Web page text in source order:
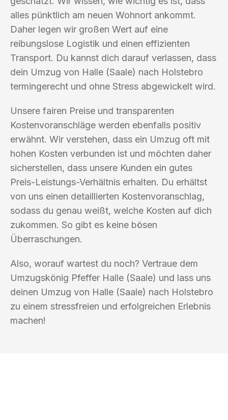
alles pünktlich am neuen Wohnort ankommt.
Daher legen wir großen Wert auf eine
reibungslose Logistik und einen effizienten
Transport. Du kannst dich darauf verlassen, dass
dein Umzug von Halle (Saale) nach Holstebro
termingerecht und ohne Stress abgewickelt wird.
Unsere fairen Preise und transparenten
Kostenvoranschläge werden ebenfalls positiv
erwähnt. Wir verstehen, dass ein Umzug oft mit
hohen Kosten verbunden ist und möchten daher
sicherstellen, dass unsere Kunden ein gutes
Preis-Leistungs-Verhältnis erhalten. Du erhältst
von uns einen detaillierten Kostenvoranschlag,
sodass du genau weißt, welche Kosten auf dich
zukommen. So gibt es keine bösen
Überraschungen.
Also, worauf wartest du noch? Vertraue dem
Umzugskönig Pfeffer Halle (Saale) und lass uns
deinen Umzug von Halle (Saale) nach Holstebro
zu einem stressfreien und erfolgreichen Erlebnis
machen!